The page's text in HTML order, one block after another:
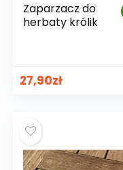
Zaparzacz do
herbaty królik
27,90zł